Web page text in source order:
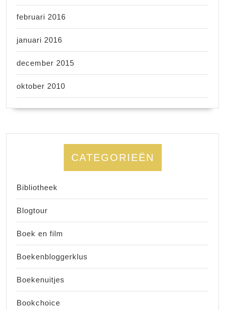
februari 2016
januari 2016
december 2015
oktober 2010
CATEGORIEËN
Bibliotheek
Blogtour
Boek en film
Boekenbloggerklus
Boekenuitjes
Bookchoice